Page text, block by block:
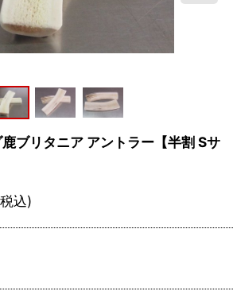
鹿ブリタニア アントラー【半割 Sサ
込)